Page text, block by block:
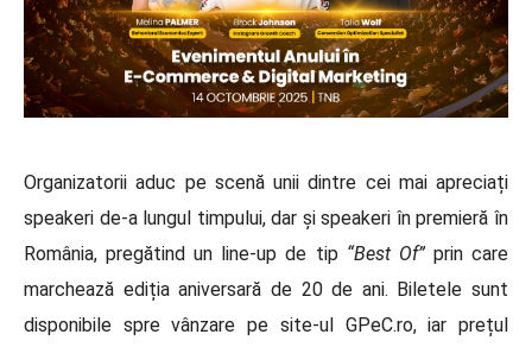
Organizatorii aduc pe scenă unii dintre cei mai apreciați
speakeri de-a lungul timpului, dar și speakeri în premieră în
România, pregătind un line-up de tip “Best Of”prin care
marchează ediția aniversară de 20 de ani. Biletele sunt
disponibile spre vânzare pe site-ul GPeC.ro, iar prețul